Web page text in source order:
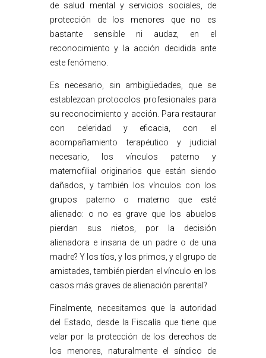
de salud mental y servicios sociales, de
protección de los menores que no es
bastante sensible ni audaz, en el
reconocimiento y la acción decidida ante
este fenómeno.
Es necesario, sin ambigüedades, que se
establezcan protocolos profesionales para
su reconocimiento y acción. Para restaurar
con celeridad y eficacia, con el
acompañamiento terapéutico y judicial
necesario, los vínculos paterno y
maternofilial originarios que están siendo
dañados, y también los vínculos con los
grupos paterno o materno que esté
alienado: o no es grave que los abuelos
pierdan sus nietos, por la decisión
alienadora e insana de un padre o de una
madre? Y los tíos, y los primos, y el grupo de
amistades, también pierdan el vínculo en los
casos más graves de alienación parental?
Finalmente, necesitamos que la autoridad
del Estado, desde la Fiscalía que tiene que
velar por la protección de los derechos de
los menores, naturalmente el síndico de